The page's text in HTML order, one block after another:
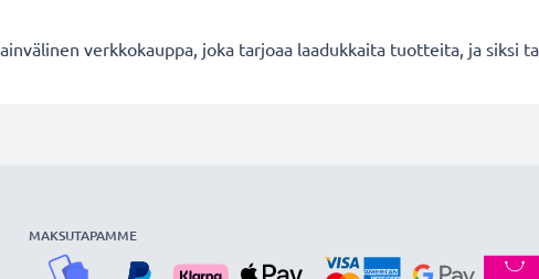
verkkokauppa, joka tarjoaa laadukkaita tuotteita, ja siksi
MAKSUTAPAMME